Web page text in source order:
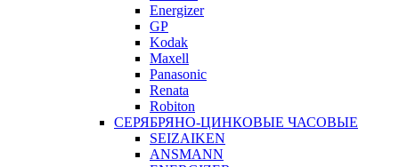
Energizer
GP
Kodak
Maxell
Panasonic
Renata
Robiton
СЕРЯБРЯНО-ЦИНКОВЫЕ ЧАСОВЫЕ
SEIZAIKEN
ANSMANN